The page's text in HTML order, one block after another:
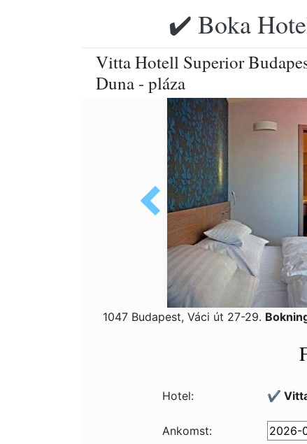
✔️ Boka
Vitta Hotell Superior
Duna - pláza
1047 Budapest, Váci út 27-29.
Hotel: ✔️
Ankomst: